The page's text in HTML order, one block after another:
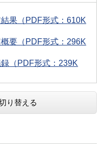
果（PDF形式：610K
要（PDF形式：296K
（PDF形式：239K
り替える